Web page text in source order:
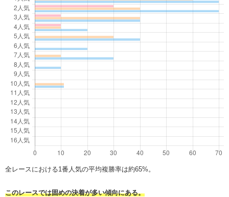
全レースにおける1番人気の平均複勝率は約65%。
このレースでは固めの決着が多い傾向にある。